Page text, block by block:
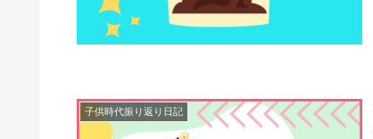
子供時代振り返り日記